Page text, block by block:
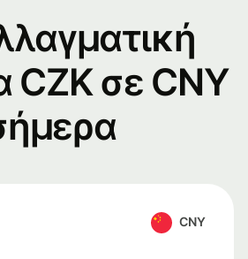
CZK σε CNY
CNY